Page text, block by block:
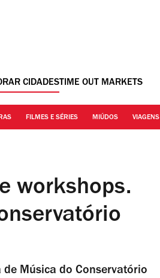
CIDADESTIME OUT MARKETS
FILMES E SÉRIES MIÚDOS VIAGENS
workshops.
Música do Conservatório